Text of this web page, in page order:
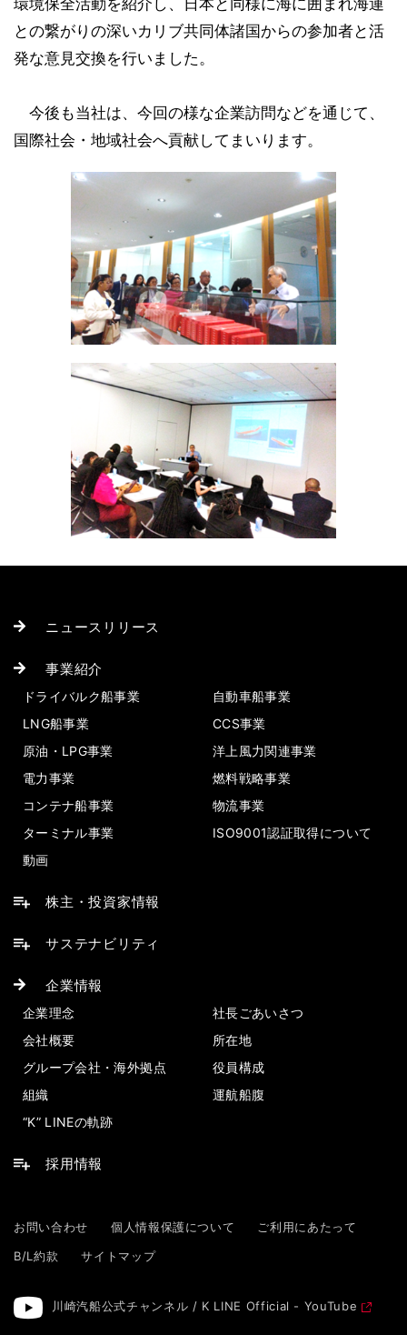
環境保全活動を紹介し、日本と同様に海に囲まれ海運
との繋がりの深いカリブ共同体諸国からの参加者と活
発な意見交換を行いました。
今後も当社は、今回の様な企業訪問などを通じて、
国際社会・地域社会へ貢献してまいります。
ニュースリリース
事業紹介
ドライバルク船事業
自動車船事業
LNG船事業
CCS事業
原油・LPG事業
洋上風力関連事業
電力事業
燃料戦略事業
コンテナ船事業
物流事業
ターミナル事業
ISO9001認証取得について
動画
株主・投資家情報
サステナビリティ
企業情報
企業理念
社長ごあいさつ
会社概要
所在地
グループ会社・海外拠点
役員構成
組織
運航船腹
“K” LINEの軌跡
採用情報
お問い合わせ 個人情報保護について
ご利用にあたって
B/L約款
サイトマップ
川崎汽船公式チャンネル / K LINE Official - YouTube